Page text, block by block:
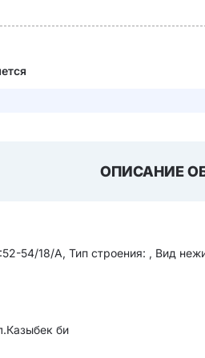
ОПИСАНИЕ
54/18/А, Тип строения: , Вид
би